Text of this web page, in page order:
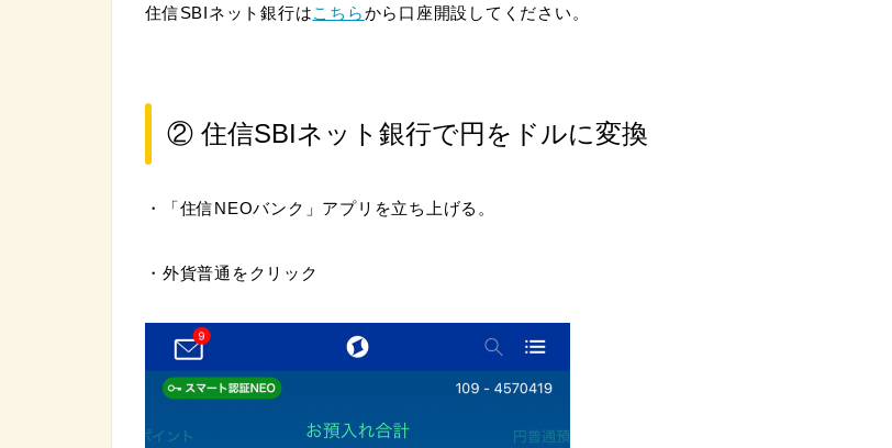
住信SBIネット銀行はこちらから口座開設してください。
② 住信SBIネット銀行で円をドルに変換
・「住信NEOバンク」アプリを立ち上げる。
・外貨普通をクリック